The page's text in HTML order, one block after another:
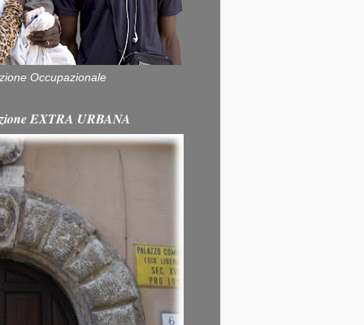
Occupazionale
EXTRA URBANA